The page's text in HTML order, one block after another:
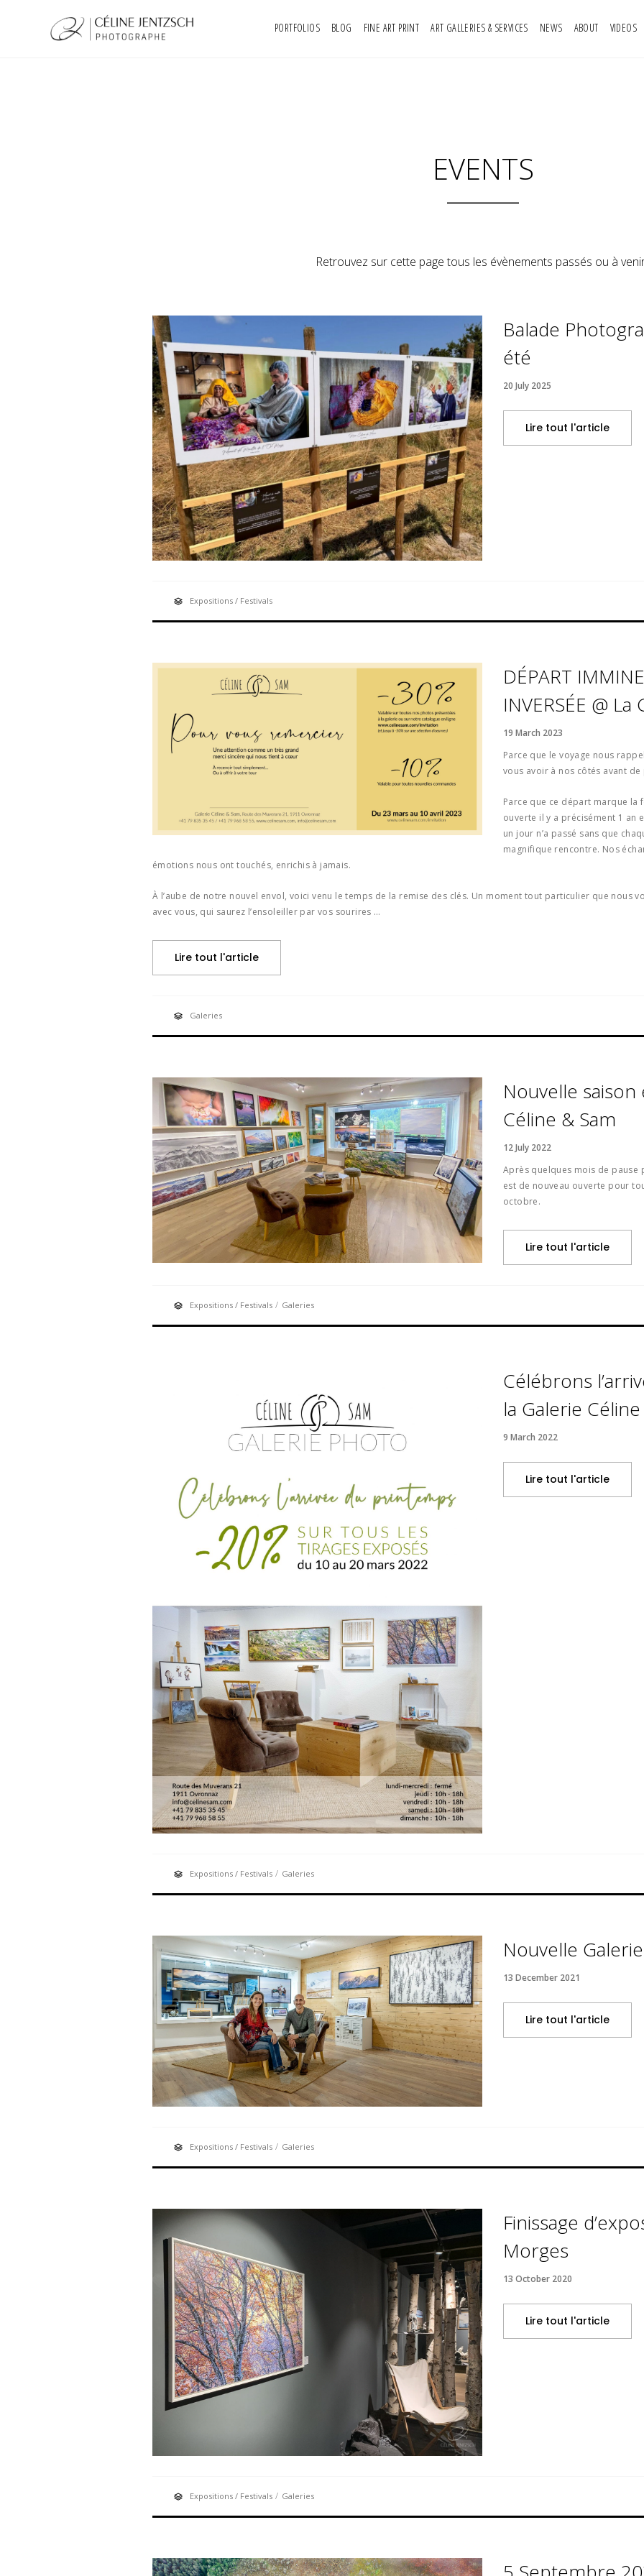
PORTFOLIOS BLOG FINE ART PRINT ART GALLERIES & SERVICES NEWS ABOUT VIDEOS
EVENTS
Retrouvez sur cette page tous les évènements passés ou à
Balade
été
20 July 2025
Lire tout l'article
Expositions / Festivals
DÉPART
INVERSÉE @ La
19 March 2023
Parce que le voyage nous
vous avoir à nos côtés avant
Parce que ce départ marque
ouverte il y a précisément 1 an
un jour n’a passé sans que
magnifique rencontre. Nos
émotions nous ont touchés, enrichis à jamais.
À l’aube de notre nouvel envol, voici venu le temps de la remise des clés. Un moment tout particulier que nous
avec vous, qui saurez l’ensoleiller par vos sourires …
Lire tout l'article
Galeries
Nouvelle saison
Céline & Sam
12 July 2022
Après quelques mois de
est de nouveau ouverte pour
octobre.
Lire tout l'article
Expositions / Festivals / Galeries
Célébrons
la Galerie
9 March 2022
Lire tout l'article
Expositions / Festivals / Galeries
Nouvelle
13 December 2021
Lire tout l'article
Expositions / Festivals / Galeries
Finissage
Morges
13 October 2020
Lire tout l'article
Expositions / Festivals / Galeries